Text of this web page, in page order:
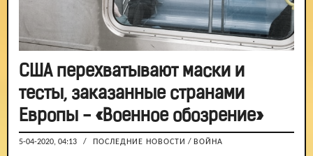
США перехватывают маски и
тесты, заказанные странами
Европы - «Военное обозрение»
5-04-2020, 04:13 / ПОСЛЕДНИЕ НОВОСТИ / ВОЙНА